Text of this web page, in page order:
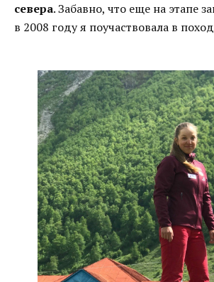
севера. Забавно, что еще на этапе
в 2008 году я поучаствовала в